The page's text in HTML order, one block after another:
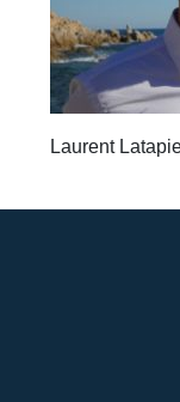
Laurent